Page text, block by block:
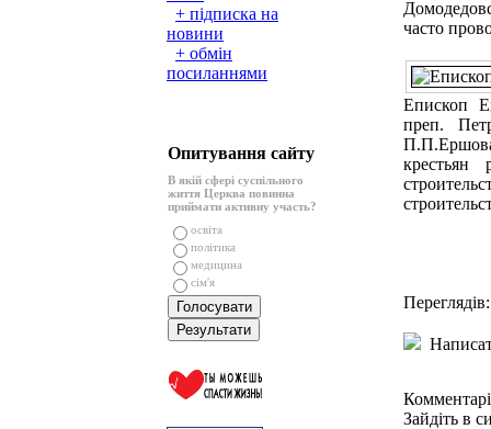
+ підписка на
новини
+ обмін
посиланнями
Опитування сайту
В якій сфері суспільного
життя Церква повинна
приймати активну участь?
освіта
політика
медицина
сім'я
часто
Епископ
преп.
крестьян
Зайдіть в